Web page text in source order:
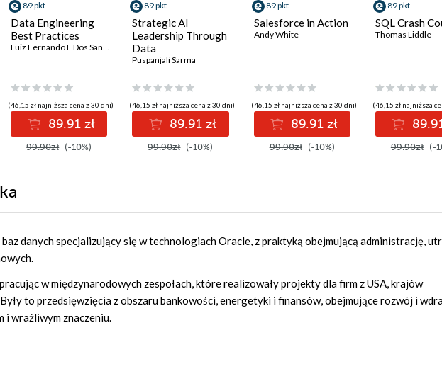
89 pkt
Data Engineering
Best Practices
Luiz Fernando F Dos Santos Chandan Ramanna
(46,15 zł najniższa cena z 30 dni)
89.91 zł
99.90zł (-10%)
89 pkt
Strategic AI
Leadership Through
Data
Puspanjali Sarma
(46,15 zł najniższa cena z 30 dni)
89.91 zł
99.90zł (-10%)
89 pkt
Salesforce in Action
Andy White
(46,15 zł najniższa cena z 30 dni)
89.91 zł
99.90zł (-10%)
89 pkt
SQL Crash
Thomas Liddle
(46,15 zł najniższa
99.90zł (-
danych specjalizujący się w technologiach Oracle, z praktyką obejmującą administrację,
w międzynarodowych zespołach, które realizowały projekty dla firm z USA, krajów
to przedsięwzięcia z obszaru bankowości, energetyki i finansów, obejmujące rozwój i
wrażliwym znaczeniu.